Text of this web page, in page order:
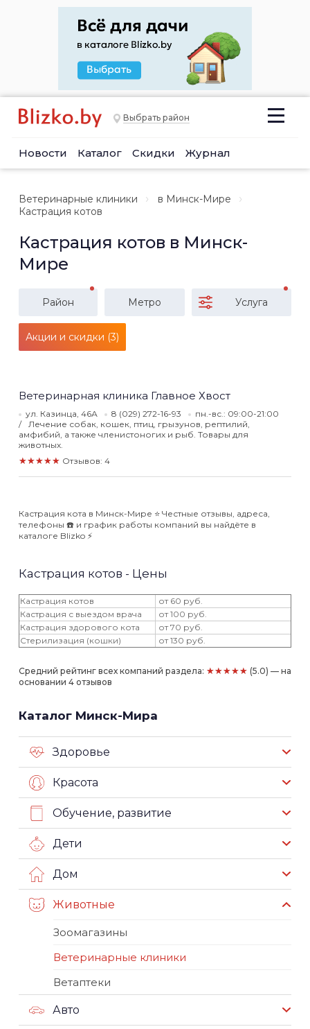
Выбрать район
Новости Каталог Скидки Журнал
Ветеринарные клиники
в Минск-Мире
Кастрация котов
Кастрация котов в Минск-
Мире
Район Метро Услуга
Акции и скидки (3)
Ветеринарная клиника Главное Хвост
ул. Казинца, 46А 8 (029) 272-16-93
пн.-вс.: 09:00-21:00
Лечение собак, кошек, птиц, грызунов, рептилий,
амфибий, а также членистоногих и рыб. Товары для
животных.
★★★★★ Отзывов: 4
Кастрация кота в Минск-Мире ⭐️ Честные отзывы, адреса,
телефоны ☎️ и график работы компаний вы найдёте в
каталоге Blizko ⚡️
Кастрация котов - Цены
Кастрация котов
от 60 руб.
Кастрация с выездом врача
от 100 руб.
Кастрация здорового кота
от 70 руб.
Стерилизация (кошки)
от 130 руб.
Средний рейтинг всех компаний раздела: ★★★★★ (5.0) — на
основании 4 отзывов
Каталог Минск-Мира
Здоровье
Красота
Обучение, развитие
Дети
Дом
Животные
Зоомагазины
Ветеринарные клиники
Ветаптеки
Авто